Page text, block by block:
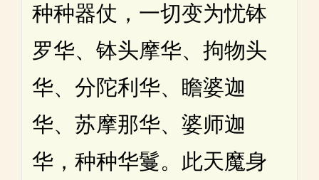
种种器仗，一切变为忧钵
罗华、钵头摩华、拘物头
华、分陀利华、瞻婆迦
华、苏摩那华、婆师迦
华，种种华鬘。此天魔身